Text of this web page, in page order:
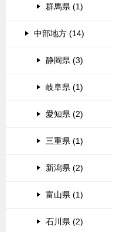
群馬県 (1)
中部地方 (14)
静岡県 (3)
岐阜県 (1)
愛知県 (2)
三重県 (1)
新潟県 (2)
富山県 (1)
石川県 (2)